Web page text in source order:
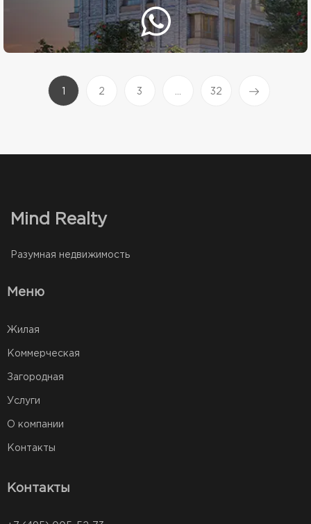
(current)
2 3 32
Mind Realty
Разумная недвижимость
Меню
Жилая
Коммерческая
Загородная
Услуги
О компании
Контакты
Контакты